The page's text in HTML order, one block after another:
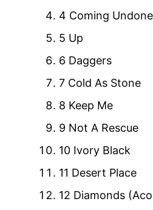
4 Coming Undone
5 Up
6 Daggers
7 Cold As Stone
8 Keep Me
9 Not A Rescue
10 Ivory Black
11 Desert Place
12 Diamonds